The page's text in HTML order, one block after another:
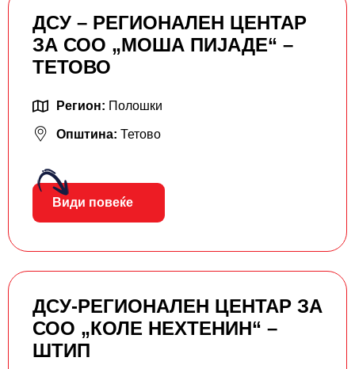
ДСУ – РЕГИОНАЛЕН ЦЕНТАР
ЗА СОО „МОША ПИЈАДЕ“ –
ТЕТОВО
Регион: Полошки
Општина: Тетово
Види повеќе
ДСУ-РЕГИОНАЛЕН ЦЕНТАР ЗА
СОО „КОЛЕ НЕХТЕНИН“ –
ШТИП